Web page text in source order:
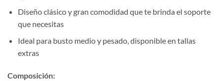
Diseño clásico y gran comodidad que te brinda el soporte
que necesitas
Ideal para busto medio y pesado, disponible en tallas
extras
Composición: